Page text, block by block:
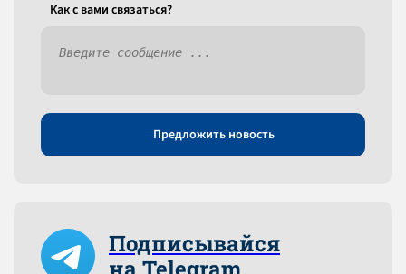
Как c вами связаться?
Предложить новость
Подписывайся